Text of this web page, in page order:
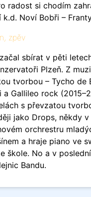
radost si chodím
Noví Bobři –
zpěv
sbírat v pěti
Plzeň. Z
tvorbou – Tycho de
Gallileo rock
s převzatou
jako Drops, někdy
orchrestru
a hraje piano ve
škole. No a v
Bandu.